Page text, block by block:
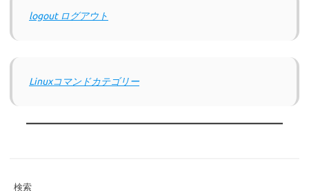
logout ログアウト
Linuxコマンドカテゴリー
検索